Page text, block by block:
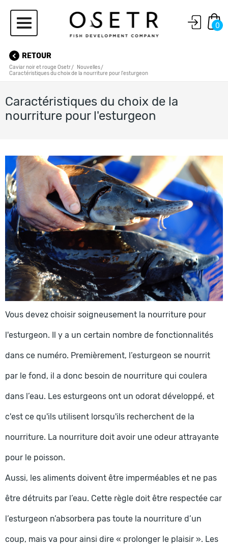
0
RETOUR
Caviar noir et rouge Osetr
Nouvelles
Caractéristiques du choix de la nourriture pour l'esturgeon
Caractéristiques du choix de la
nourriture pour l'esturgeon
Vous devez choisir soigneusement la nourriture pour
l'esturgeon. Il y a un certain nombre de fonctionnalités
dans ce numéro. Premièrement, l’esturgeon se nourrit
par le fond, il a donc besoin de nourriture qui coulera
dans l’eau. Les esturgeons ont un odorat développé, et
c'est ce qu'ils utilisent lorsqu'ils recherchent de la
nourriture. La nourriture doit avoir une odeur attrayante
pour le poisson.
Aussi, les aliments doivent être imperméables et ne pas
être détruits par l’eau. Cette règle doit être respectée car
l’esturgeon n’absorbera pas toute la nourriture d’un
coup, mais va pour ainsi dire « prolonger le plaisir ». Les